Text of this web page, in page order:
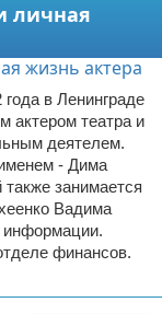
личная
в Ленинграде
актером театра и
деятелем.
- Дима
занимается
Вадима
информации.
финансов.